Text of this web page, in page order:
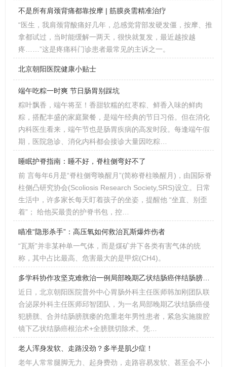
不是所有肩颈背痛都靠按摩 | 筋膜炎需精准治疗
“医生，我肩颈背酸痛好几年，总感觉背部发硬发僵，按摩、推
拿都试过，当时能缓解一两天，很快就复发，最近越按越
疼……”这是疼痛科门诊患者最常见的主诉之一。
北京朝阳医院健康小贴士
端午吃粽一时爽 节日肠胃别踩坑
粽叶飘香，端午将至！香甜软糯的红枣粽、鲜香入味的鲜肉
粽，搭配丰盛的家庭聚餐，是端午经典的节日习俗。但在消化
内科医生看来，端午节也是肠胃疾病的高发时段。每逢端午假
期，医院急诊、消化内科都会接诊大量因吃粽…
睡眠护脊指南：睡不好，脊柱侧弯好不了
前 言每年6月是“脊柱侧弯唤醒月”(简称脊柱唤醒月)，由国际脊
柱侧凸研究协会(Scoliosis Research Society,SRS)设立。日常
生活中，许多家长每天盯着孩子的坐姿，提醒他 “坐直、别歪
着”； 给他买最贵的护脊书包，控…
瞄准“隐形杀手”：高压氧如何救治瓦斯爆炸伤者
“瓦斯”并非某种单一气体，而是煤矿井下各类有害气体的统
称，其中占比最高、危害最大的是甲烷(CH4)。
近日，北京朝阳医院普外中心胃肠外科主任医师韩加刚团队联
合泌尿外科主任医师邱智团队，为一名局部晚期乙状结肠癌侵
犯膀胱、合并结肠膀胱瘘的危重老年男性患者，紧急实施腹腔
镜下乙状结肠癌根治术+全膀胱切除术。凭…
老人浑身发软、走路没劲？多半是肌少症！
老年人常常腿脚无力、起身费劲，走路容易发软、甚至会不小